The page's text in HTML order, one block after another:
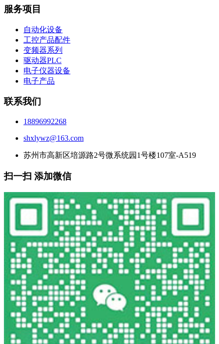
服务项目
自动化设备
工控产品配件
变频器系列
驱动器PLC
电子仪器设备
电子产品
联系我们
18896992268
shxlywz@163.com
苏州市高新区培源路2号微系统园1号楼107室-A519
扫一扫 添加微信